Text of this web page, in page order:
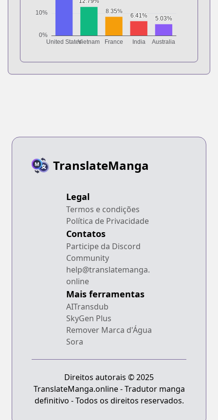
TranslateManga
Legal
Termos e condições
Política de Privacidade
Contatos
Participe da Discord
Community
help@translatemanga.
online
Mais ferramentas
AITransdub
SkyGen Plus
Remover Marca d'Água
Sora
Direitos autorais © 2025
TranslateManga.online - Tradutor manga
definitivo - Todos os direitos reservados.